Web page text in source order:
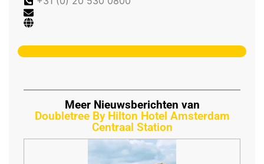
Meer Nieuwsberichten van
Doubletree By Hilton Hotel Amsterdam
Centraal Station